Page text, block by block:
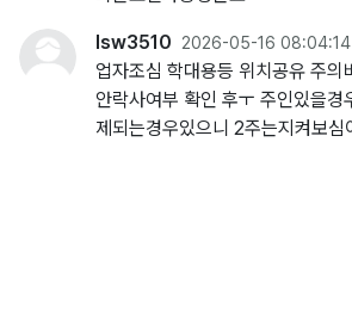
lsw3510 2026-05-16 08:04:14
업자조심 학대용등 위치공유 주의
안락사여부 확인 후ㅜ 주인있을경
제되는경우있으니 2주는지켜보심